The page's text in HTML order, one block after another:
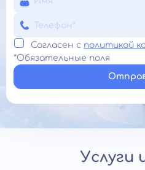
Согласен с политикой
*Обязательные поля
Услуги